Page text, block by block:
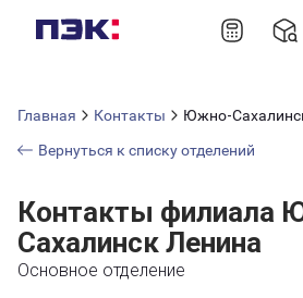
Главная Контакты
Южно-
Вернуться к списку отделений
Контакты филиала
Сахалинск Ленина
Основное отделение